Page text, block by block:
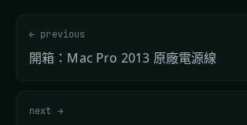
← previous
開箱：Mac Pro 2013 原廠電源線
next →